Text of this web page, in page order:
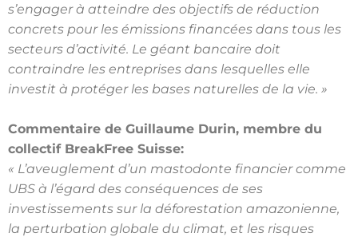
s’engager à atteindre des objectifs de réduction
concrets pour les émissions financées dans tous les
secteurs d’activité. Le géant bancaire doit
contraindre les entreprises dans lesquelles elle
investit à protéger les bases naturelles de la vie. »
Commentaire de Guillaume Durin, membre du
collectif BreakFree Suisse:
« L’aveuglement d’un mastodonte financier comme
UBS à l’égard des conséquences de ses
investissements sur la déforestation amazonienne,
la perturbation globale du climat, et les risques